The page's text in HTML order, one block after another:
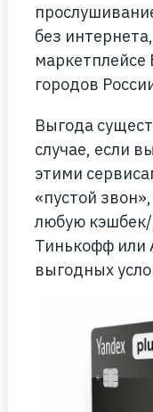
без
маркетплейсе
городов
Выгода
случае, если
этими
«пустой
любую
Тинькофф или
выгодных